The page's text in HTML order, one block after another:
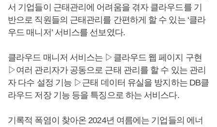
서 기업들이 근태관리에 어려움을 겪자 클라우드를 기
반으로 직원들의 근태관리를 간편하게 할 수 있는 ‘클라
우드 매니저’ 서비스를 선보였다.
클라우드 매니저 서비스는 ▷클라우드 웹 페이지 구현
▷여러 관리자가 공동으로 근태 관리를 할 수 있는 관리
자 다수 설정 기능 ▷근태 데이터 유실을 방지하는 DB클
라우드 저장 기능 등을 특징으로 하는 서비스다.
기록적 폭염이 찾아온 2024년 여름에는 기업들의 에너